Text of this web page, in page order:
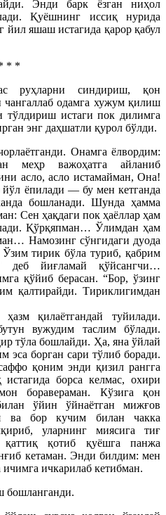
Энди барк ёзган ниҳол
Қуёшнинг иссиқ нурида
йил яшаш истагида қарор қабул
* *
руҳларни синдириш, қон
чангаллаб одамга хужум қилиш
тўлдириш истаги пок дилимга
энг даҳшатли қурол бўлди.
Онамга ёлвордим:
меҳр важоҳатга айланиб
асло, асло истамайман, Она!
йўл ёпилади — бу мен кетганда
бошланади. Шунда ҳамма
Сен ҳақдаги пок ҳаёллар ҳам
Қўрқяпман… Ўлимдан ҳам
Намозинг сўнгидаги дуода
тирик бўла туриб, қабрим
деб йиғламай қўйсангчи…
қўйиб берасан. “Бор, ўзинг
қалтирайди. Тириклигимдан
қилаётгандай туйилади.
вужудим таслим бўлади.
тўла бошлайди. Ҳа, яна ўйлай
борган сари тўлиб боради.
қоним энди қизил рангга
борса келмас, охири
боравераман. Кўзига қон
ўйин ўйнаётган мижғов
ва бор кучим билан чакка
уларнинг миясига тиғ
қотиб қуёшга панжа
кетаман. Энди билдим: мен
ичкарилаб кетибман.
бошланганди.